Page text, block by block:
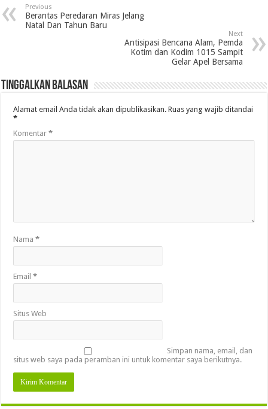
Previous
Berantas Peredaran Miras Jelang
Natal Dan Tahun Baru
Next
Antisipasi Bencana Alam, Pemda
Kotim dan Kodim 1015 Sampit
Gelar Apel Bersama
Tinggalkan Balasan
Alamat email Anda tidak akan dipublikasikan. Ruas yang wajib ditandai
*
Komentar*
Nama*
Email*
Situs Web
Simpan nama, email, dan
situs web saya pada peramban ini untuk komentar saya berikutnya.